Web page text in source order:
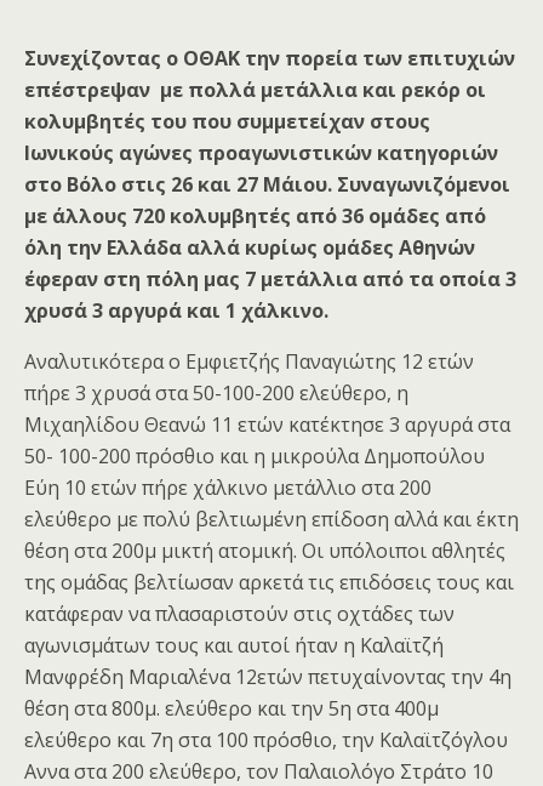
Συνεχίζοντας ο ΟΘΑΚ την πορεία των επιτυχιών
επέστρεψαν με πολλά μετάλλια και ρεκόρ οι
κολυμβητές του που συμμετείχαν στους
Ιωνικούς αγώνες προαγωνιστικών κατηγοριών
στο Βόλο στις 26 και 27 Μάιου. Συναγωνιζόμενοι
με άλλους 720 κολυμβητές από 36 ομάδες από
όλη την Ελλάδα αλλά κυρίως ομάδες Αθηνών
έφεραν στη πόλη μας 7 μετάλλια από τα οποία 3
χρυσά 3 αργυρά και 1 χάλκινο.
Αναλυτικότερα ο Εμφιετζής Παναγιώτης 12 ετών
πήρε 3 χρυσά στα 50-100-200 ελεύθερο, η
Μιχαηλίδου Θεανώ 11 ετών κατέκτησε 3 αργυρά στα
50- 100-200 πρόσθιο και η μικρούλα Δημοπούλου
Εύη 10 ετών πήρε χάλκινο μετάλλιο στα 200
ελεύθερο με πολύ βελτιωμένη επίδοση αλλά και έκτη
θέση στα 200μ μικτή ατομική. Οι υπόλοιποι αθλητές
της ομάδας βελτίωσαν αρκετά τις επιδόσεις τους και
κατάφεραν να πλασαριστούν στις οχτάδες των
αγωνισμάτων τους και αυτοί ήταν η Καλαϊτζή
Μανφρέδη Μαριαλένα 12ετών πετυχαίνοντας την 4η
θέση στα 800μ. ελεύθερο και την 5η στα 400μ
ελεύθερο και 7η στα 100 πρόσθιο, την Καλαϊτζόγλου
Αννα στα 200 ελεύθερο, τον Παλαιολόγο Στράτο 10